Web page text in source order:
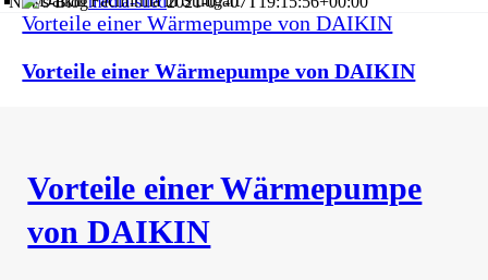
Vorteile einer Wärmepumpe von DAIKIN
Vorteile einer Wärmepumpe von DAIKIN
Vorteile einer Wärmepumpe
von DAIKIN